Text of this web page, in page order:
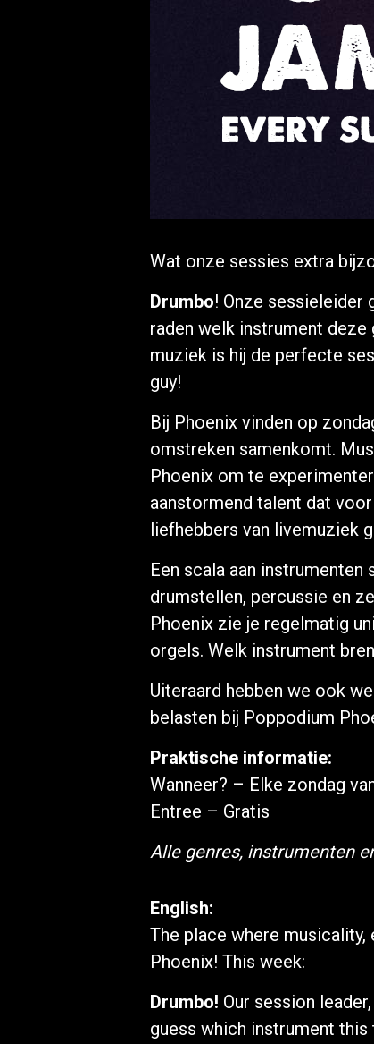
Wat onze sessies extra
Drumbo! Onze sessieleider
raden welk instrument
muziek is hij de perfecte
guy!
Bij Phoenix vinden op
omstreken samenkomt.
Phoenix om te
aanstormend talent dat
liefhebbers van livemuziek
Een scala aan instrumenten
drumstellen, percussie en
Phoenix zie je regelmatig
orgels. Welk instrument
Uiteraard hebben we ook
belasten bij Poppodium
Praktische informatie:
Wanneer? – Elke zondag
Entree – Gratis
Alle genres, instrumenten
English:
The place where
Phoenix! This week:
Drumbo! Our session
guess which instrument